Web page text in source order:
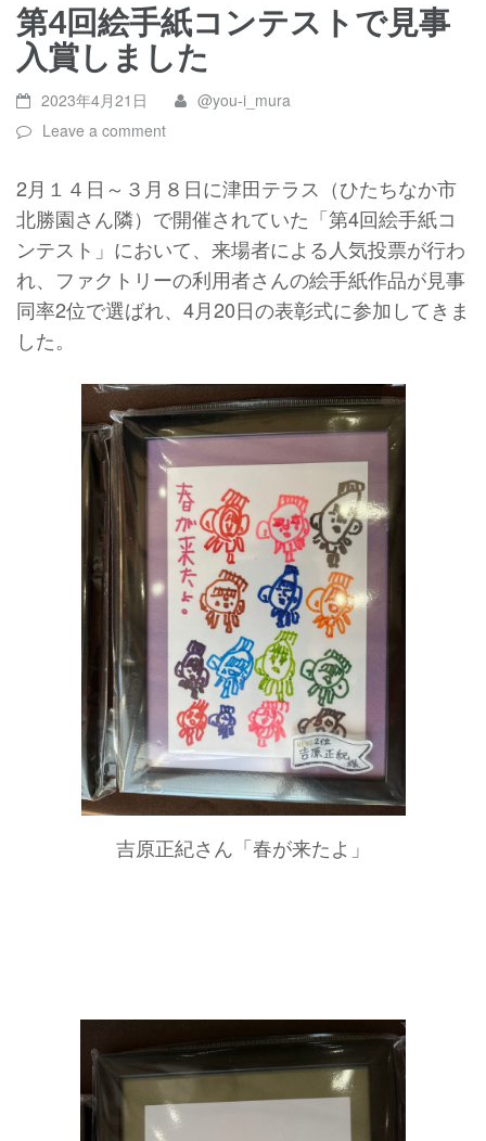
第4回絵手紙コンテストで見事
入賞しました
2023年4月21日
@you-i_mura
Leave a comment
2月１４日～３月８日に津田テラス（ひたちなか市
北勝園さん隣）で開催されていた「第4回絵手紙コ
ンテスト」において、来場者による人気投票が行わ
れ、ファクトリーの利用者さんの絵手紙作品が見事
同率2位で選ばれ、 4月20日の表彰式に参加してきま
した。
吉原正紀さん「春が来たよ」